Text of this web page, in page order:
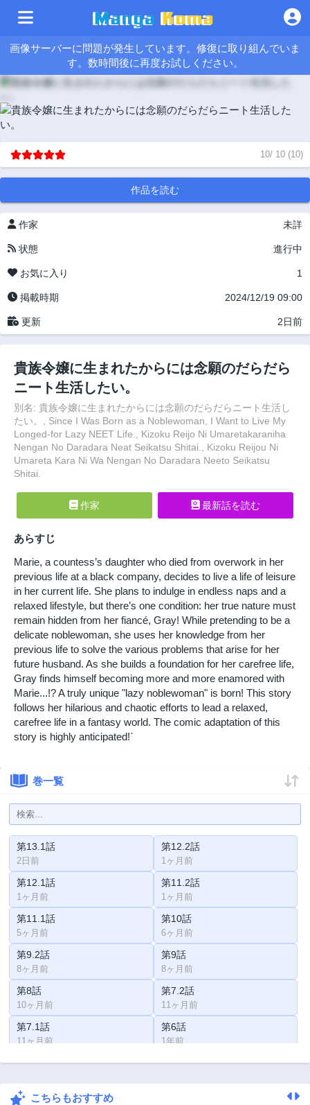
画像サーバーに問題が発生しています。修復に取り組んでいま
す。数時間後に再度お試しください。
10/ 10 (10)
作品を読む
作家 未詳
状態 進行中
お気に入り 1
掲載時期 2024/12/19 09:00
更新 2日前
貴族令嬢に生まれたからには念願のだらだら
ニート生活したい。
別名: 貴族令嬢に生まれたからには念願のだらだらニート生活し
たい。, Since I Was Born as a Noblewoman, I Want to Live My
Longed-for Lazy NEET Life., Kizoku Reijo Ni Umaretakaraniha
Nengan No Daradara Neat Seikatsu Shitai., Kizoku Reijou Ni
Umareta Kara Ni Wa Nengan No Daradara Neeto Seikatsu
Shitai.
作家 最新話を読む
あらすじ
Marie, a countess’s daughter who died from overwork in her
previous life at a black company, decides to live a life of leisure
in her current life. She plans to indulge in endless naps and a
relaxed lifestyle, but there’s one condition: her true nature must
remain hidden from her fiancé, Gray! While pretending to be a
delicate noblewoman, she uses her knowledge from her
previous life to solve the various problems that arise for her
future husband. As she builds a foundation for her carefree life,
Gray finds himself becoming more and more enamored with
Marie...!? A truly unique "lazy noblewoman" is born! This story
follows her hilarious and chaotic efforts to lead a relaxed,
carefree life in a fantasy world. The comic adaptation of this
story is highly anticipated!`
巻一覧
第13.1話
2日前
第12.2話
1ヶ月前
第12.1話
1ヶ月前
第11.2話
1ヶ月前
第11.1話
5ヶ月前
第10話
6ヶ月前
第9.2話
8ヶ月前
第9話
8ヶ月前
第8話
10ヶ月前
第7.2話
11ヶ月前
第7.1話
11ヶ月前
第6話
1年前
第5話 第4話
第3話こちらもおすすめ